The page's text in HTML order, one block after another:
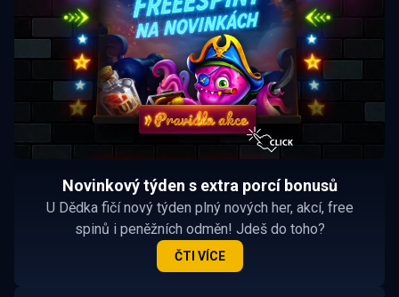
Novinkový týden s extra porcí bonusů
U Dědka fičí nový týden plný nových her, akcí, free
spinů i peněžních odměn! Jdeš do toho?
ČTI VÍCE